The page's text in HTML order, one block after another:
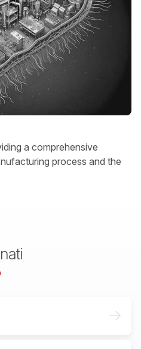
a comprehensive
process and the
->